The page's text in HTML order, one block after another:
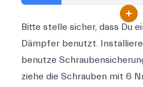
Bitte stelle sicher, dass Du
Dämpfer benutzt. Installiere
benutze
ziehe die Schrauben mit 6